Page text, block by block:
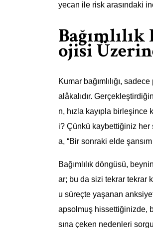
yecan ile risk arasındaki
ojisi
Kumar bağımlılığı,
alâkalıdır.
n, hızla kayıpla birleşince
i? Çünkü kaybettiğiniz her
a, “Bir sonraki elde
Bağımlılık döngüsü,
ar; bu da sizi tekrar tekrar
u süreçte yaşanan
apsolmuş hissettiğinizde,
sına çeken nedenleri